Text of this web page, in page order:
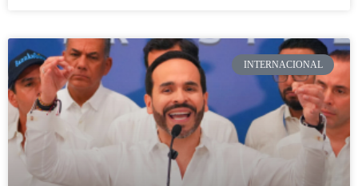
INTERNACIONAL